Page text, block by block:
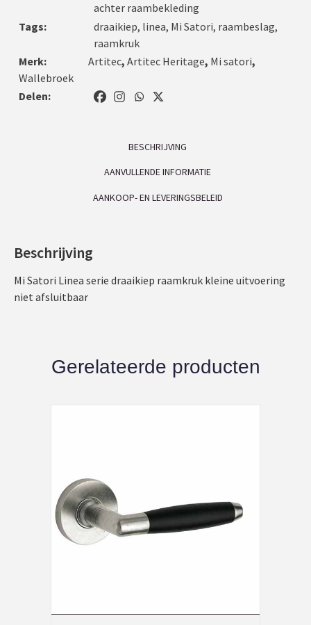
achter raambekleding
Tags:
draaikiep, linea, Mi Satori, raambeslag,
raamkruk
Merk:
Artitec, Artitec Heritage, Mi satori,
Wallebroek
Delen:
BESCHRIJVING
AANVULLENDE INFORMATIE
AANKOOP- EN LEVERINGSBELEID
Beschrijving
Mi Satori Linea serie draaikiep raamkruk kleine uitvoering
niet afsluitbaar
Gerelateerde producten